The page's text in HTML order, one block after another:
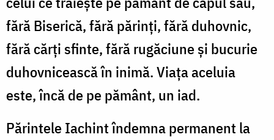
fără Biserică, fără părinţi, fără duhovnic,
fără cărţi sfinte, fără rugăciune şi bucurie
duhovnicească în inimă. Viaţa aceluia
este, încă de pe pământ, un iad.
Părintele Iachint îndemna permanent la